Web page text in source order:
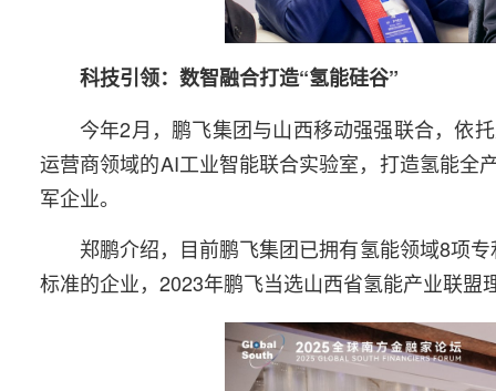
科技引领：数智融合打造“氢能硅谷”
今年2月，鹏飞集团与山西移动强强联合，依
运营商领域的AI工业智能联合实验室，打造氢能全
军企业。
郑鹏介绍，目前鹏飞集团已拥有氢能领域8项
标准的企业，2023年鹏飞当选山西省氢能产业联